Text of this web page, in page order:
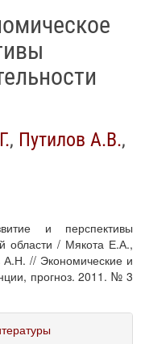
, Путилов А.В.,
и перспективы
области / Мякота Е.А.,
// Экономические и
прогноз. 2011. № 3